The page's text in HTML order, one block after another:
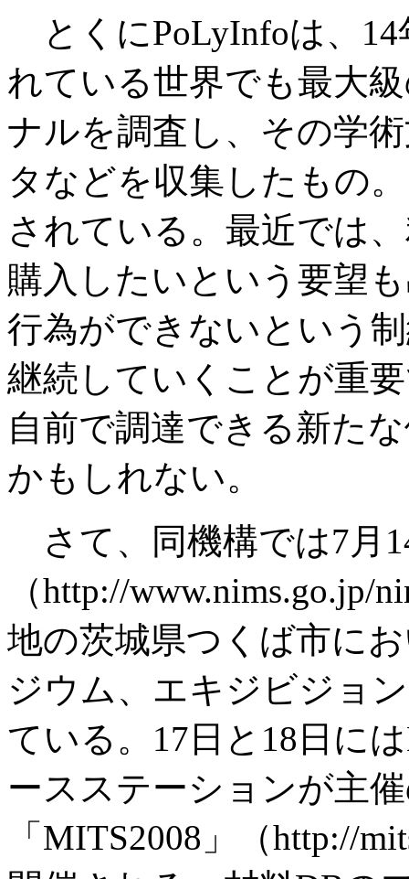
とくにPoLyInfoは、
れている世界でも最大
ナルを調査し、その学
タなどを収集したもの
されている。最近では
購入したいという要望
行為ができないという
継続していくことが重
自前で調達できる新た
かもしれない。
さて、同機構では7月
（http://www.nims.go.jp/
地の茨城県つくば市に
ジウム、エキジビジョ
ている。17日と18日に
ースステーションが主
「MITS2008」（http://